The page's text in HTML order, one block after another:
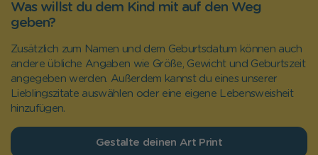
Was willst du dem Kind mit auf den Weg
geben?
Zusätzlich zum Namen und dem Geburtsdatum können auch
andere übliche Angaben wie Größe, Gewicht und Geburtszeit
angegeben werden. Außerdem kannst du eines unserer
Lieblingszitate auswählen oder eine eigene Lebensweisheit
hinzufügen.
Gestalte deinen Art Print